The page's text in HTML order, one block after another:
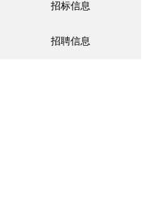
招标信息
招聘信息